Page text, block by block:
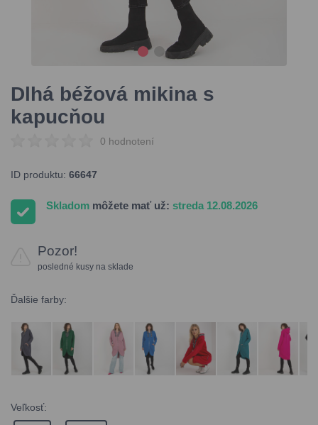
Dlhá béžová mikina s
kapucňou
0 hodnotení
ID produktu: 66647
Skladom môžete mať už: streda 12.08.2026
Pozor!
posledné kusy na sklade
Ďalšie farby:
Veľkosť: